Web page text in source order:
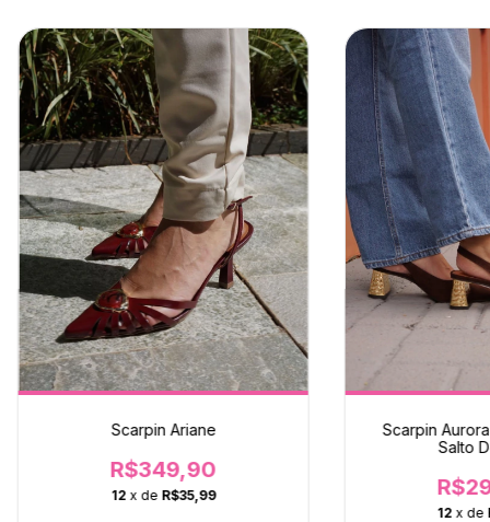
Scarpin Ariane
R$349,90
12 x de R$35,99
Scarpin
Salto
12 x de